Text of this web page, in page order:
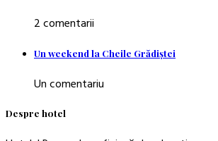
2 comentarii
Un weekend la Cheile Grădiştei
Un comentariu
Despre hotel